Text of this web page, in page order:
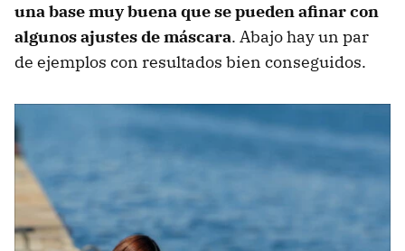
una base muy buena que se pueden afinar con
algunos ajustes de máscara. Abajo hay un par
de ejemplos con resultados bien conseguidos.